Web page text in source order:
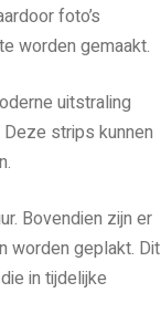
foto’s
worden gemaakt.
uitstraling
strips kunnen
Bovendien zijn er
worden geplakt. Dit
in tijdelijke